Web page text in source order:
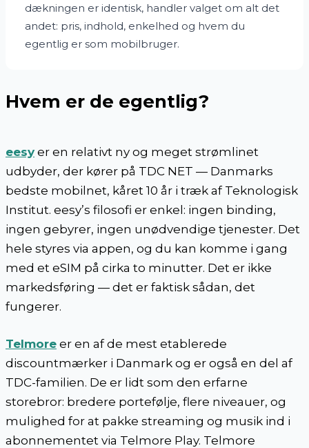
dækningen er identisk, handler valget om alt det
andet: pris, indhold, enkelhed og hvem du
egentlig er som mobilbruger.
Hvem er de egentlig?
eesy er en relativt ny og meget strømlinet
udbyder, der kører på TDC NET — Danmarks
bedste mobilnet, kåret 10 år i træk af Teknologisk
Institut. eesy’s filosofi er enkel: ingen binding,
ingen gebyrer, ingen unødvendige tjenester. Det
hele styres via appen, og du kan komme i gang
med et eSIM på cirka to minutter. Det er ikke
markedsføring — det er faktisk sådan, det
fungerer.
Telmore er en af de mest etablerede
discountmærker i Danmark og er også en del af
TDC-familien. De er lidt som den erfarne
storebror: bredere portefølje, flere niveauer, og
mulighed for at pakke streaming og musik ind i
abonnementet via Telmore Play. Telmore